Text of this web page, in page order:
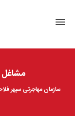
مشاغل
سازمان مهاجرتی سپهر